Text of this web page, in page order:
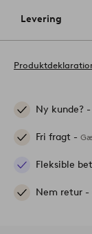
Levering
Ny kunde? -
Fri fragt -
Fleksible
Nem retur -